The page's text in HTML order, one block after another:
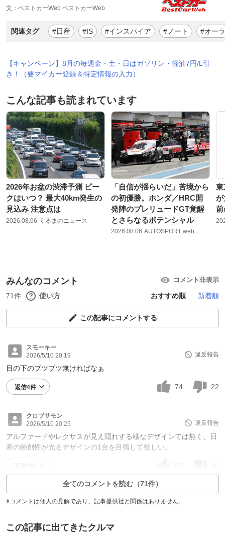
文：ベストカーWeb ベストカーWeb
関連タグ #日産 #IS #インスパイア #ノート #オーラ
【キャンペーン】8月の毎週金・土・日はガソリン・軽油7円/L引
き！（要マイカー登録＆特定情報の入力）
こんな記事も読まれています
2026年お盆の渋滞予測 ピー
クはいつ？ 最大40km発生の
見込み 注意点は
2026.08.06 くるまのニュース
「自信が揺らいだ」苦境から
の初優勝。ホンダ／HRC開
発陣のプレリュードGT覚醒
とさらなるポテンシャル
2026.08.06 AUTOSPORT web
東
が
前
みんなのコメント コメント非表示
71件 使い方 おすすめ順 新着順
この記事にコメントする
スモーキー
2026/5/10 20:19
違反報告
目の下のブツブツ無ければなぁ
返信4件 74 22
クロブサモン
2026/5/10 20:25
違反報告
アルファードやレクサスが見え隠れする様なデザインては無く、日
産の独創性が光るデザインの1台を目指して欲しい。
全てのコメントを読む（71件）
※コメントは個人の見解であり、記事提供社と関係はありません。
この記事に出てきたクルマ